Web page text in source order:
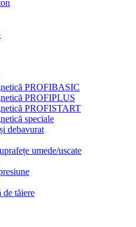
PROFIBASIC
PROFIPLUS
PROFISTART
speciale
debavurat
umede/uscate
tăiere